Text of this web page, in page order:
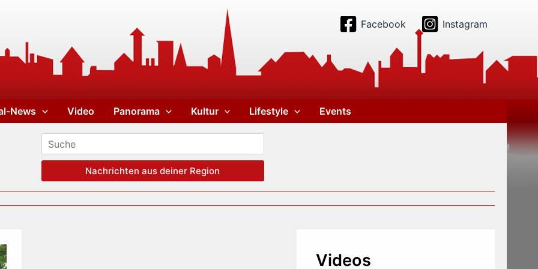
Facebook Instagram
News Video Panorama Kultur Lifestyle Events
Nachrichten aus deiner Region
Videos